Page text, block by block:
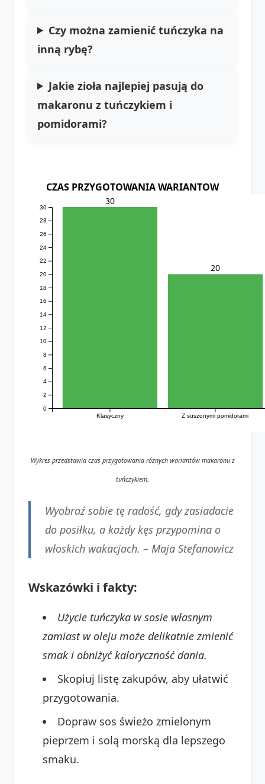
Czy można zamienić tuńczyka na
inną rybę?
Jakie zioła najlepiej pasują do
makaronu z tuńczykiem i
pomidorami?
CZAS PRZYGOTOWANIA WARIANTOW
Klasyczny Z suszonymi pomidorami
0
2
4
6
8
10
12
14
16
18
20
22
24
26
28
30
30
20
Wykres przedstawia czas przygotowania różnych wariantów makaronu z
tuńczykiem.
Wyobraź sobie tę radość, gdy zasiadacie
do posiłku, a każdy kęs przypomina o
włoskich wakacjach. – Maja Stefanowicz
Wskazówki i fakty:
Użycie tuńczyka w sosie własnym
zamiast w oleju może delikatnie zmienić
smak i obniżyć kaloryczność dania.
Skopiuj listę zakupów, aby ułatwić
przygotowania.
Dopraw sos świeżo zmielonym
pieprzem i solą morską dla lepszego
smaku.